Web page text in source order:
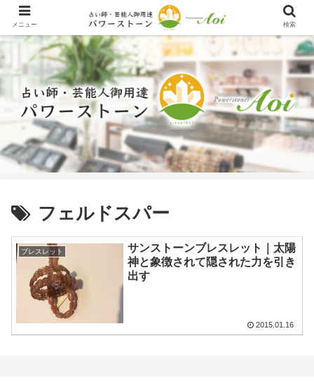
フェルドスパー
ブレスレット
サンストーンブレスレット｜太陽
神と象徴されて隠された力を引き
出す
2015.01.16
メニュー 検索